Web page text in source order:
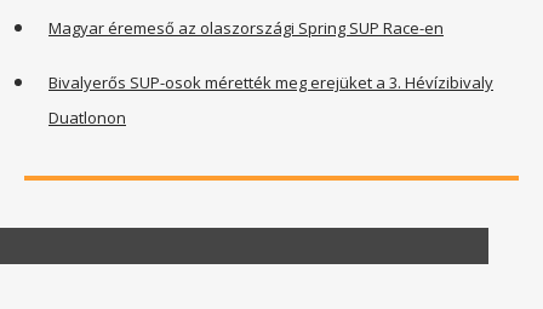
Magyar éremeső az olaszországi Spring SUP Race-en
Bivalyerős SUP-osok mérették meg erejüket a 3. Hévízibivaly
Duatlonon